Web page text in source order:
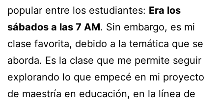
popular entre los estudiantes: Era los
sábados a las 7 AM. Sin embargo, es mi
clase favorita, debido a la temática que se
aborda. Es la clase que me permite seguir
explorando lo que empecé en mi proyecto
de maestría en educación, en la línea de